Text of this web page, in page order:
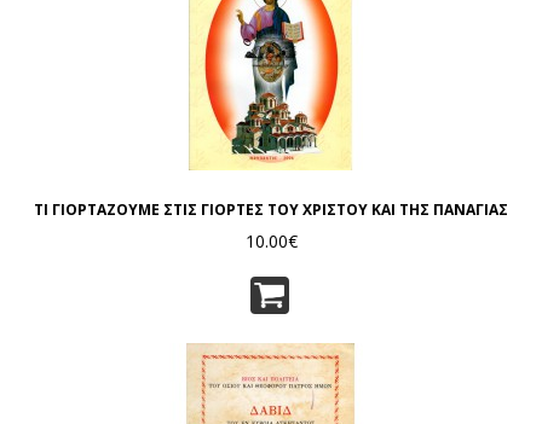
ΤΙ ΓΙΟΡΤΑΖΟΥΜΕ ΣΤΙΣ ΓΙΟΡΤΕΣ ΤΟΥ ΧΡΙΣΤΟΥ ΚΑΙ ΤΗΣ ΠΑΝΑΓΙΑΣ
10.00€